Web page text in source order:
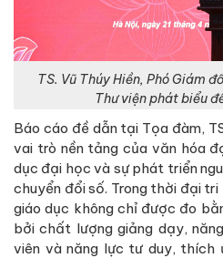
TS. Vũ Thúy Hiền, Phó Giám
Thư viện phát biểu
Báo cáo đề dẫn tại Tọa đàm,
vai trò nền tảng của văn hóa
dục đại học và sự phát triển
chuyển đổi số. Trong thời đại
giáo dục không chỉ được đo
bởi chất lượng giảng dạy,
viên và năng lực tư duy, thích